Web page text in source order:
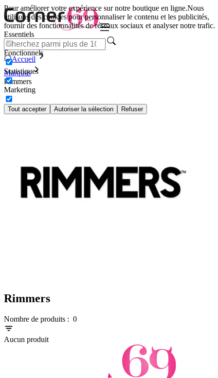
Pour améliorer votre expérience sur notre boutique en ligne.Nous
utilisons des cookies pour personnaliser le contenu et les publicités,
fournir des fonctionnalités de réseaux sociaux et analyser notre trafic.
Essentiels
Fonctionnels
Statistiques
Marketing
Tout accepter Autoriser la sélection Refuser
Accueil
Marques
Rimmers
Rimmers
Nombre de produits : 0
Aucun produit